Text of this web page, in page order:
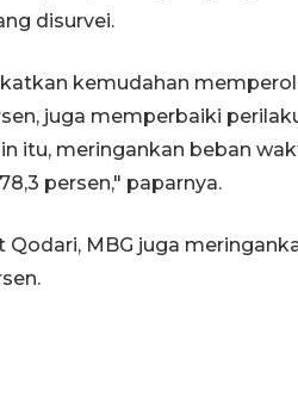
disurvei.
kemudahan
juga memperbaiki
itu, meringankan beban
persen," paparnya.
Qodari, MBG juga